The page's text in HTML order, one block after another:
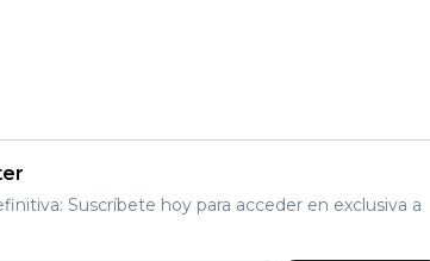
Suscríbete hoy para acceder en exclusiva a